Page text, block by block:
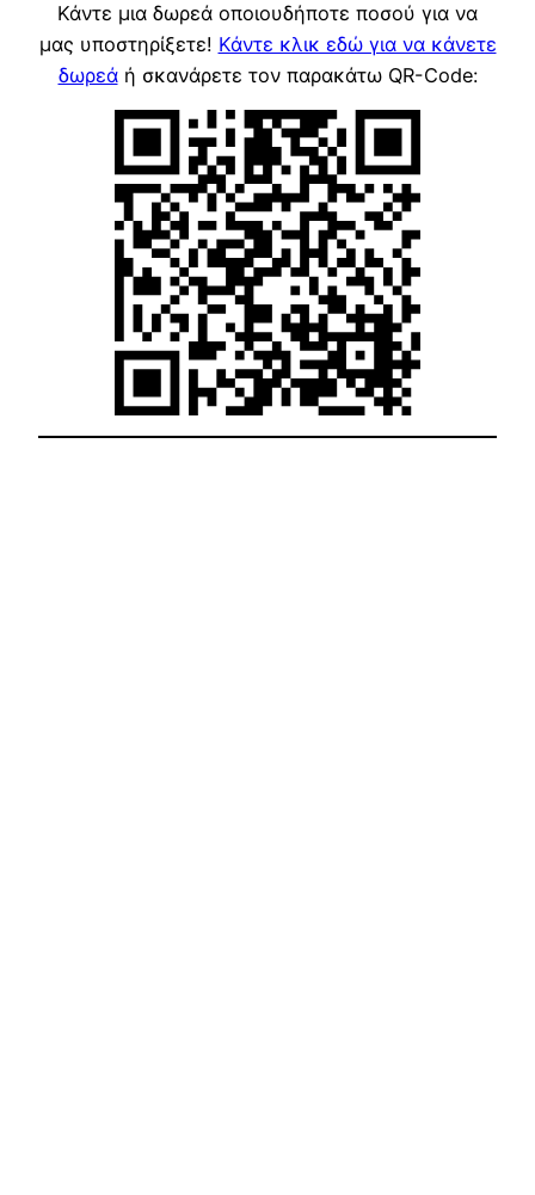
Κάντε μια δωρεά οποιουδήποτε ποσού για να
μας υποστηρίξετε! Κάντε κλικ εδώ για να κάνετε
δωρεάή σκανάρετε τον παρακάτω QR-Code: